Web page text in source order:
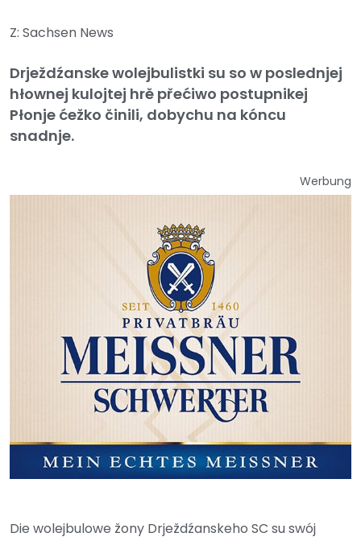
Z: Sachsen News
Drježdźanske wolejbulistki su so w poslednjej
hłownej kulojtej hrě přećiwo postupnikej
Płonje ćežko činili, dobychu na kóncu
snadnje.
Werbung
Die wolejbulowe žony Drježdźanskeho SC su swój